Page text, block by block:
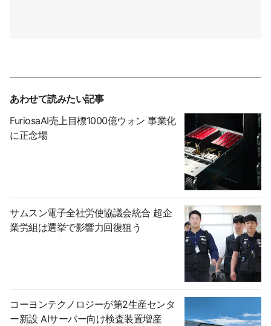
あわせて読みたい記事
FuriosaAI売上目標1000億ウォン 事業化
に正念場
サムスン電子全社労使協議会統合 超企
業労組は選挙で影響力回復狙う
コーヨンテクノロジーが第2生産センタ
ー新設 AIサーバー向け検査装置増産